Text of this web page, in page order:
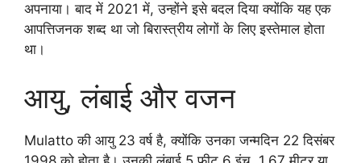
अपनाया। बाद में 2021 में, उन्होंने इसे बदल दिया क्योंकि यह एक
आपत्तिजनक शब्द था जो बिरास्त्रीय लोगों के लिए इस्तेमाल होता
था।
आयु, लंबाई और वजन
Mulatto की आयु 23 वर्ष है, क्योंकि उनका जन्मदिन 22 दिसंबर